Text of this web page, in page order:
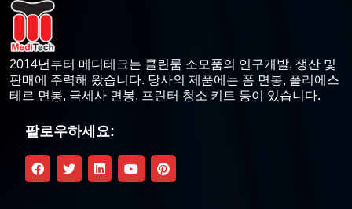
2014년부터 메디테크는 클린룸 소모품의 연구개발, 생산 및
판매에 주력해 왔습니다. 당사의 제품에는 폼 면봉, 폴리에스
테르 면봉, 극세사 면봉, 프린터 청소 키트 등이 있습니다.
팔로우하세요: